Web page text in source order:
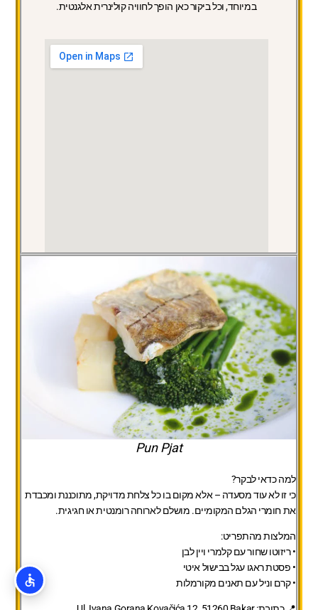
במיוחד, וכל ביקור כאן הופך לחוויה קולינרית אלגנטית.
Pun Pjat
למה כדאי לבקר?
כי זו לא עוד מסעדה – אלא מקום בו כל צלחת מדויקת, מתוכננת ומכבדת
את חומרי הגלם המקומיים. מושלם לארוחה רומנטית או חגיגית.
המלצות מהתפריט:
• ריזוטו שחור עם קלמרי ויין לבן
• פסטת ראגו עגל בבישול איטי
• קרם וניל עם תאנים מקורמלות